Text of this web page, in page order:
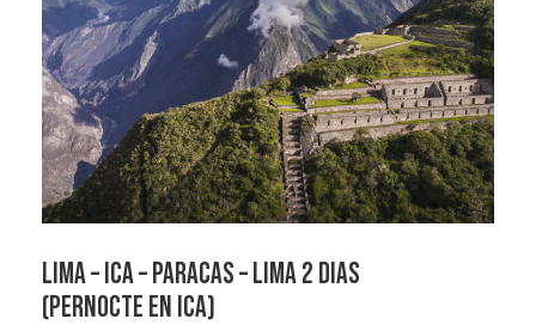
LIMA – ICA – PARACAS – LIMA 2 DIAS
(PERNOCTE EN ICA)